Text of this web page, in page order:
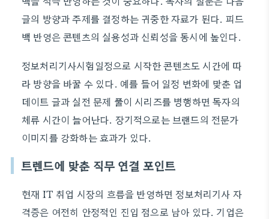
글의 방향과 주제를 결정하는 귀중한 자료가 된다. 피드
백 반영은 콘텐츠의 실용성과 신뢰성을 동시에 높인다.
정보처리기사시험일정으로 시작한 콘텐츠도 시간에 따
라 방향을 바꿀 수 있다. 예를 들어 일정 변화에 맞춘 업
데이트 글과 실전 문제 풀이 시리즈를 병행하면 독자의
체류 시간이 늘어난다. 장기적으로는 브랜드의 전문가
이미지를 강화하는 효과가 있다.
트렌드에 맞춘 직무 연결 포인트
현재 IT 취업 시장의 흐름을 반영하면 정보처리기사 자
격증은 여전히 안정적인 진입 점으로 남아 있다. 기업은